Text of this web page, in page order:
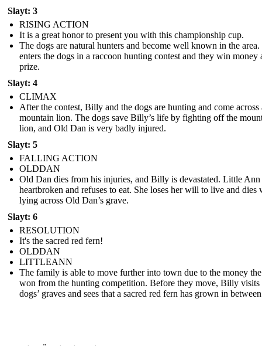
Slayt: 3
RISING ACTION
It is a great honor to present you with this championship cup.
The dogs are natural hunters and become well known in the
enters the dogs in a raccoon hunting contest and they win money
prize.
Slayt: 4
CLIMAX
After the contest, Billy and the dogs are hunting and come across
mountain lion. The dogs save Billy’s life by fighting off the
lion, and Old Dan is very badly injured.
Slayt: 5
FALLING ACTION
OLDDAN
Old Dan dies from his injuries, and Billy is devastated. Little Ann
heartbroken and refuses to eat. She loses her will to live and dies
lying across Old Dan’s grave.
Slayt: 6
RESOLUTION
It's the sacred red fern!
OLDDAN
LITTLEANN
The family is able to move further into town due to the money
won from the hunting competition. Before they move, Billy visits
dogs’ graves and sees that a sacred red fern has grown in